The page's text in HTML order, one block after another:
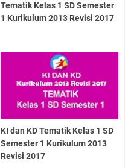
Tematik Kelas 1 SD Semester
1 Kurikulum 2013 Revisi 2017
KI dan KD Tematik Kelas 1 SD
Semester 1 Kurikulum 2013
Revisi 2017